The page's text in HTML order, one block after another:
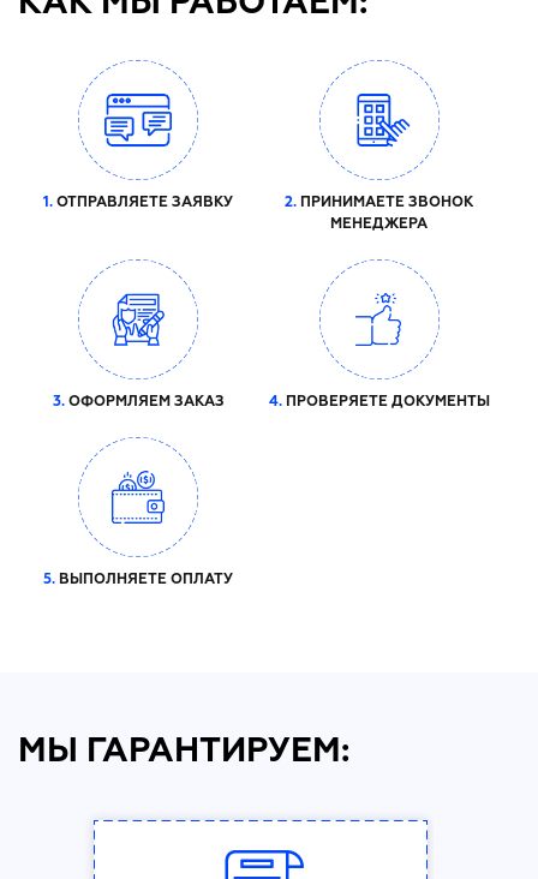
1. ОТПРАВЛЯЕТЕ ЗАЯВКУ 2. ПРИНИМАЕТЕ ЗВОНОК
МЕНЕДЖЕРА
3.ОФОРМЛЯЕМ ЗАКАЗ 4.ПРОВЕРЯЕТЕ ДОКУМЕНТЫ
5. ВЫПОЛНЯЕТЕ ОПЛАТУ
МЫ ГАРАНТИРУЕМ: